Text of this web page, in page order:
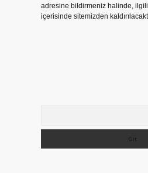
adresine bildirmeniz halinde,
içerisinde sitemizden